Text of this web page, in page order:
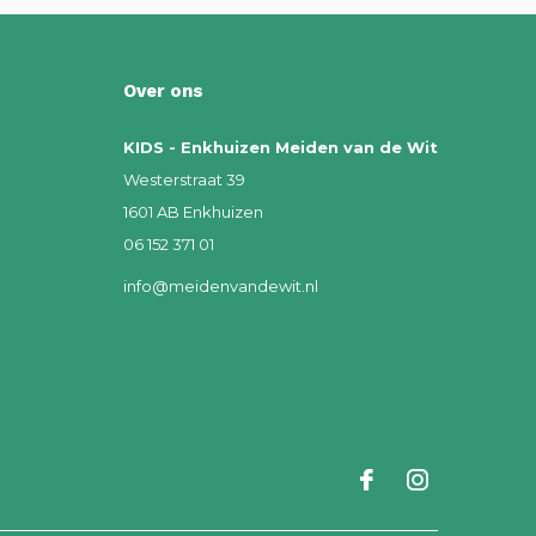
Over ons
KIDS - Enkhuizen Meiden van de Wit
Westerstraat 39
1601 AB Enkhuizen
06 152 371 01
info@meidenvandewit.nl